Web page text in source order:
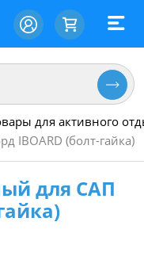
для активного
IBOARD (болт-гайка)
для САП